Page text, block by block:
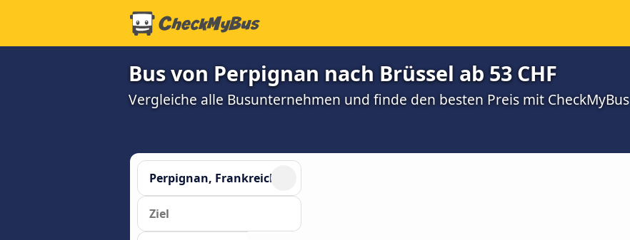
Bus von Perpignan nach Brüssel ab 53 CHF
Vergleiche alle Busunternehmen und finde den besten Preis mit CheckMyBus